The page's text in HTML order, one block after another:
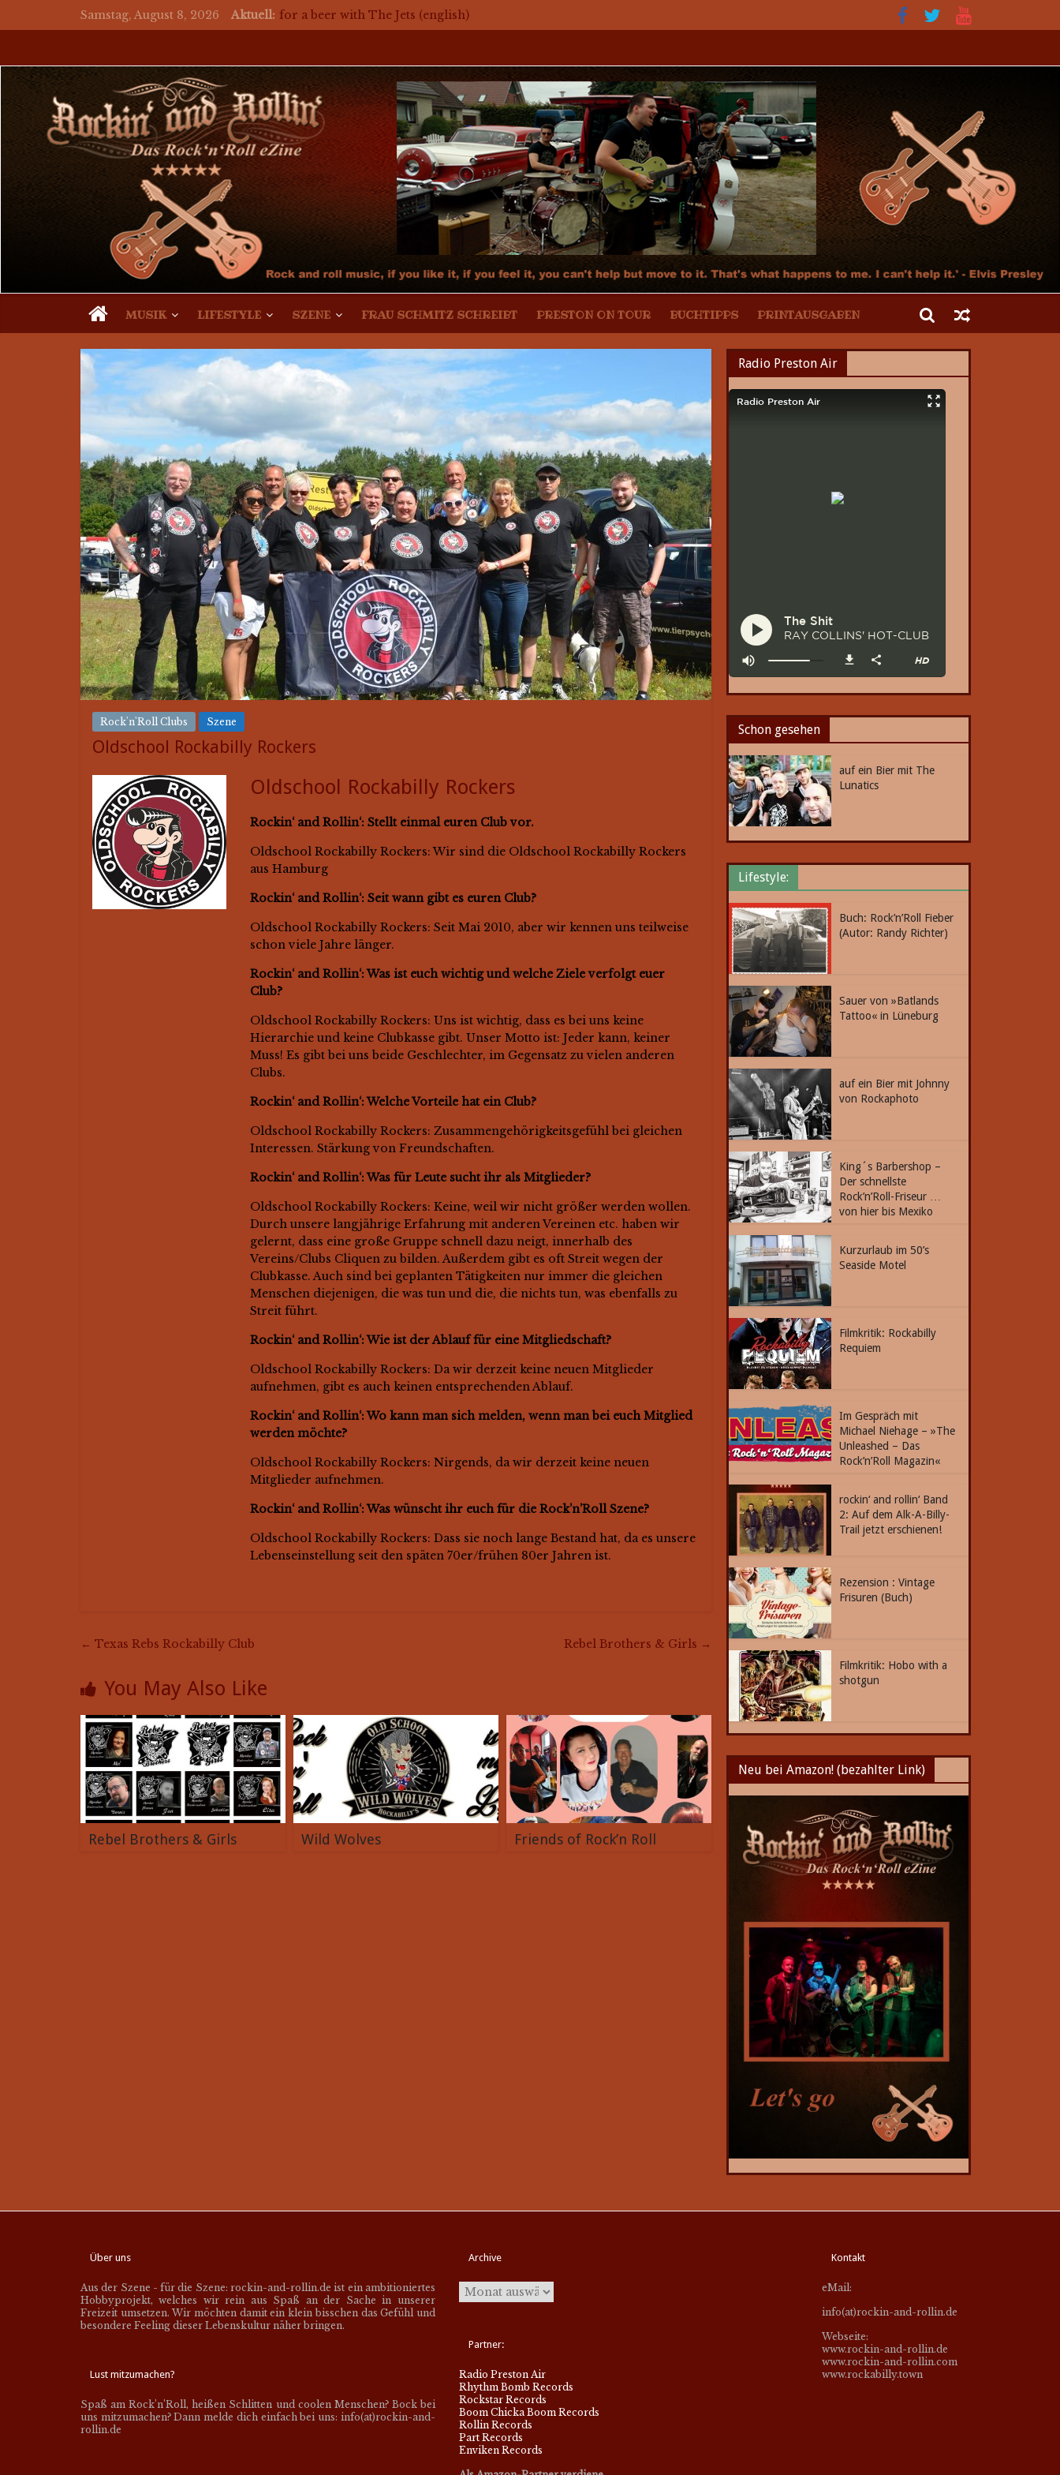
Samstag, August 8, 2026 Aktuell: auf ein Bier mit The Jets
for a beer with The Jets (english)
auf ein Bier mit Mark Twang
auf ein Bier mit Mason Dixon Hobos
MUSIK LIFESTYLE SZENE FRAU SCHMITZ SCHREIBT PRESTON ON TOUR BUCHTIPPS PRINTAUSGABEN
Rock'n'Roll Clubs Szene
Oldschool Rockabilly Rockers
Oldschool Rockabilly Rockers
Rockin‘ and Rollin‘: Stellt einmal euren Club vor.
Oldschool Rockabilly Rockers: Wir sind die Oldschool Rockabilly Rockers
aus Hamburg
Rockin‘ and Rollin‘: Seit wann gibt es euren Club?
Oldschool Rockabilly Rockers: Seit Mai 2010, aber wir kennen uns teilweise
schon viele Jahre länger.
Rockin‘ and Rollin‘: Was ist euch wichtig und welche Ziele verfolgt euer
Club?
Oldschool Rockabilly Rockers: Uns ist wichtig, dass es bei uns keine
Hierarchie und keine Clubkasse gibt. Unser Motto ist: Jeder kann, keiner
Muss! Es gibt bei uns beide Geschlechter, im Gegensatz zu vielen anderen
Clubs.
Rockin‘ and Rollin‘: Welche Vorteile hat ein Club?
Oldschool Rockabilly Rockers: Zusammengehörigkeitsgefühl bei gleichen
Interessen. Stärkung von Freundschaften.
Rockin‘ and Rollin‘: Was für Leute sucht ihr als Mitglieder?
Oldschool Rockabilly Rockers: Keine, weil wir nicht größer werden wollen.
Durch unsere langjährige Erfahrung mit anderen Vereinen etc. haben wir
gelernt, dass eine große Gruppe schnell dazu neigt, innerhalb des
Vereins/Clubs Cliquen zu bilden. Außerdem gibt es oft Streit wegen der
Clubkasse. Auch sind bei geplanten Tätigkeiten nur immer die gleichen
Menschen diejenigen, die was tun und die, die nichts tun, was ebenfalls zu
Streit führt.
Rockin‘ and Rollin‘: Wie ist der Ablauf für eine Mitgliedschaft?
Oldschool Rockabilly Rockers: Da wir derzeit keine neuen Mitglieder
aufnehmen, gibt es auch keinen entsprechenden Ablauf.
Rockin‘ and Rollin‘: Wo kann man sich melden, wenn man bei euch Mitglied
werden möchte?
Oldschool Rockabilly Rockers: Nirgends, da wir derzeit keine neuen
Mitglieder aufnehmen.
Rockin‘ and Rollin‘: Was wünscht ihr euch für die Rock’n’Roll Szene?
Oldschool Rockabilly Rockers: Dass sie noch lange Bestand hat, da es unsere
Lebenseinstellung seit den späten 70er/frühen 80er Jahren ist.
← Texas Rebs Rockabilly Club Rebel Brothers & Girls →
You May Also Like
Rebel Brothers & Girls Wild Wolves Friends of Rock’n Roll
Radio Preston Air
Schon gesehen
auf ein Bier mit The
Lunatics
Lifestyle:
Buch: Rock’n’Roll Fieber
(Autor: Randy Richter)
Sauer von »Batlands
Tattoo« in Lüneburg
auf ein Bier mit Johnny
von Rockaphoto
King´s Barbershop –
Der schnellste
Rock’n’Roll-Friseur …
von hier bis Mexiko
Kurzurlaub im 50’s
Seaside Motel
Filmkritik: Rockabilly
Requiem
Im Gespräch mit
Michael Niehage – »The
Unleashed – Das
Rock’n’Roll Magazin«
rockin‘ and rollin‘ Band
2: Auf dem Alk-A-Billy-
Trail jetzt erschienen!
Rezension : Vintage
Frisuren (Buch)
Filmkritik: Hobo with a
shotgun
Neu bei Amazon! (bezahlter Link)
Über uns
Aus der Szene - für die Szene: rockin-and-rollin.de ist ein ambitioniertes
Hobbyprojekt, welches wir rein aus Spaß an der Sache in unserer
Freizeit umsetzen. Wir möchten damit ein klein bisschen das Gefühl und
besondere Feeling dieser Lebenskultur näher bringen.
Lust mitzumachen?
Spaß am Rock’n’Roll, heißen Schlitten und coolen Menschen? Bock bei
uns mitzumachen? Dann melde dich einfach bei uns: info(at)rockin-and-
rollin.de
Archive
Partner:
Radio Preston Air
Rhythm Bomb Records
Rockstar Records
Boom Chicka Boom Records
Rollin Records
Part Records
Enviken Records
Kontakt
eMail:
info(at)rockin-and-rollin.de
Webseite:
www.rockin-and-rollin.de
www.rockin-and-rollin.com
www.rockabilly.town